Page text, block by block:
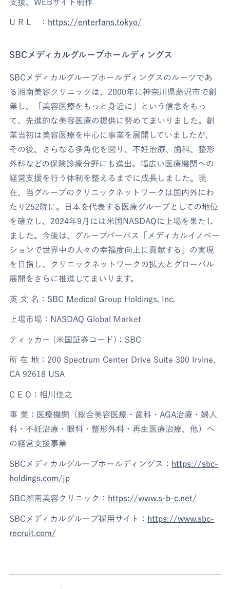
支援、WEBサイト制作
U R L ： https://enterfans.tokyo/
SBCメディカルグループホールディングス
SBCメディカルグループホールディングスのルーツであ
る湘南美容クリニックは、2000年に神奈川県藤沢市で創
業し、「美容医療をもっと身近に」という信念をもっ
て、先進的な美容医療の提供に努めてまいりました。創
業当初は美容医療を中心に事業を展開していましたが、
その後、さらなる多角化を図り、不妊治療、歯科、整形
外科などの保険診療分野にも進出。幅広い医療機関への
経営支援を行う体制を整えるまでに成長しました。現
在、当グループのクリニックネットワークは国内外にわ
たり252院に。日本を代表する医療グループとしての地位
を確立し、2024年9月には米国NASDAQに上場を果たし
ました。今後は、グループパーパス「メディカルイノベー
ションで世界中の人々の幸福度向上に貢献する」の実現
を目指し、クリニックネットワークの拡大とグローバル
展開をさらに推進してまいります。
英 文 名：SBC Medical Group Holdings, Inc.
上場市場：NASDAQ Global Market
ティッカー (米国証券コード)：SBC
所 在 地：200 Spectrum Center Drive Suite 300 Irvine,
CA 92618 USA
C E O：相川佳之
事 業：医療機関（総合美容医療・歯科・AGA治療・婦人
科・不妊治療・眼科・整形外科・再生医療治療、他）へ
の経営支援事業
SBCメディカルグループホールディングス： https://sbc-
holdings.com/jp
SBC湘南美容クリニック： https://www.s-b-c.net/
SBCメディカルグループ採用サイト： https://www.sbc-
recruit.com/